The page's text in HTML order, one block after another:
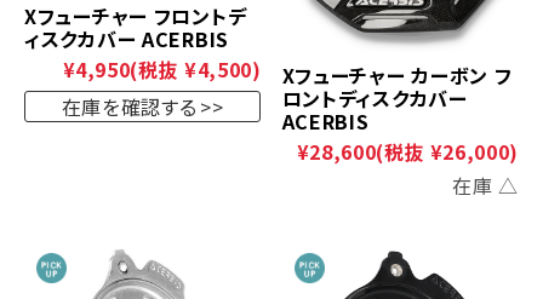
Xフューチャー フロントデ
ィスクカバー ACERBIS
¥4,950(税抜 ¥4,500)
在庫を確認する
Xフューチャー カーボン フ
ロントディスクカバー
ACERBIS
¥28,600(税抜 ¥26,000)
在庫 △